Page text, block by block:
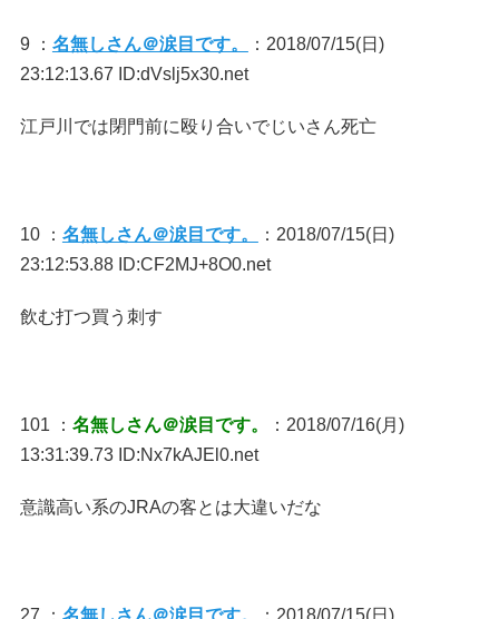
9 ： 名無しさん＠涙目です。
：2018/07/15(日)
23:12:13.67 ID:dVslj5x30.net
江戸川では閉門前に殴り合いでじいさん死亡
10 ： 名無しさん＠涙目です。
：2018/07/15(日)
23:12:53.88 ID:CF2MJ+8O0.net
飲む打つ買う刺す
101 ： 名無しさん＠涙目です。
：2018/07/16(月)
13:31:39.73 ID:Nx7kAJEl0.net
意識高い系のJRAの客とは大違いだな